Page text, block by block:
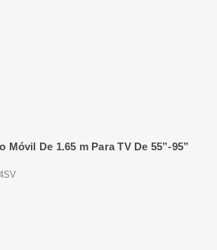
Móvil De 1.65 m Para TV De 55”-95”